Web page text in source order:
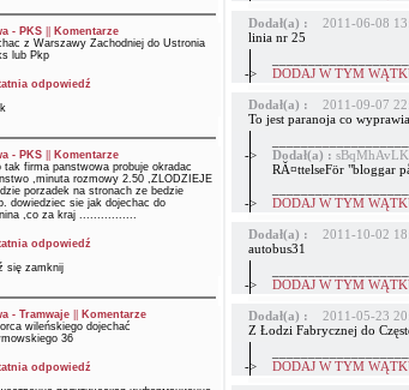
- PKS||
Komentarze
z Warszawy Zachodniej do Ustronia
lub Pkp
odpowiedź
- PKS||
Komentarze
tak firma panstwowa probuje okradac
,minuta rozmowy 2.50 ,ZLODZIEJE
porzadek na stronach ze bedzie
dowiedziec sie jak dojechac do
,co za kraj ................
odpowiedź
zamknij
- Tramwaje||
Komentarze
wileńskiego dojechać
36
odpowiedź
Dodał(a) :
2011-06-08
linia nr 25
->
DODAJ W TYM
Dodał(a) :
2011-09-07
To jest paranoja co
->
Dodał(a) :
RĂ¤ttelseFör "bloggar
->
DODAJ W TYM
Dodał(a) :
2011-10-02
autobus31
->
DODAJ W TYM
Dodał(a) :
2011-05-23
Z Łodzi Fabrycznej do
->
DODAJ W TYM